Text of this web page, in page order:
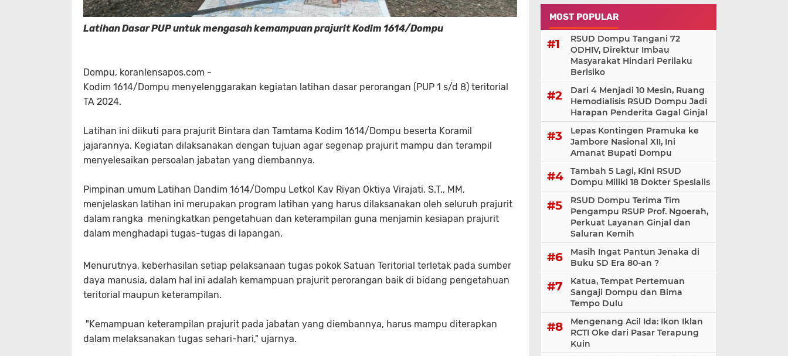
Latihan Dasar PUP untuk mengasah kemampuan prajurit Kodim 1614/Dompu
Dompu, koranlensapos.com -
Kodim 1614/Dompu menyelenggarakan kegiatan latihan dasar perorangan (PUP 1 s/d 8) teritorial
TA 2024.
Latihan ini diikuti para prajurit Bintara dan Tamtama Kodim 1614/Dompu beserta Koramil
jajarannya. Kegiatan dilaksanakan dengan tujuan agar segenap prajurit mampu dan terampil
menyelesaikan persoalan jabatan yang diembannya.
Pimpinan umum Latihan Dandim 1614/Dompu Letkol Kav Riyan Oktiya Virajati, S.T., MM,
menjelaskan latihan ini merupakan program latihan yang harus dilaksanakan oleh seluruh prajurit
dalam rangka meningkatkan pengetahuan dan keterampilan guna menjamin kesiapan prajurit
dalam menghadapi tugas-tugas di lapangan.
Menurutnya, keberhasilan setiap pelaksanaan tugas pokok Satuan Teritorial terletak pada sumber
daya manusia, dalam hal ini adalah kemampuan prajurit perorangan baik di bidang pengetahuan
teritorial maupun keterampilan.
"Kemampuan keterampilan prajurit pada jabatan yang diembannya, harus mampu diterapkan
dalam melaksanakan tugas sehari-hari," ujarnya.
MOST POPULAR
RSUD Dompu Tangani 72
ODHIV, Direktur Imbau
Masyarakat Hindari Perilaku
Berisiko
Dari 4 Menjadi 10 Mesin, Ruang
Hemodialisis RSUD Dompu Jadi
Harapan Penderita Gagal Ginjal
Lepas Kontingen Pramuka ke
Jambore Nasional XII, Ini
Amanat Bupati Dompu
Tambah 5 Lagi, Kini RSUD
Dompu Miliki 18 Dokter Spesialis
RSUD Dompu Terima Tim
Pengampu RSUP Prof. Ngoerah,
Perkuat Layanan Ginjal dan
Saluran Kemih
Masih Ingat Pantun Jenaka di
Buku SD Era 80-an ?
Katua, Tempat Pertemuan
Sangaji Dompu dan Bima
Tempo Dulu
Mengenang Acil Ida: Ikon Iklan
RCTI Oke dari Pasar Terapung
Kuin